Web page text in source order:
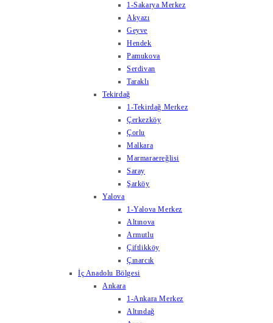
1-Sakarya Merkez
Akyazı
Geyve
Hendek
Pamukova
Serdivan
Taraklı
Tekirdağ
1-Tekirdağ Merkez
Çerkezköy
Çorlu
Malkara
Marmaraereğlisi
Saray
Şarköy
Yalova
1-Yalova Merkez
Altınova
Armutlu
Çiftlikköy
Çınarcık
İç Anadolu Bölgesi
Ankara
1-Ankara Merkez
Altındağ